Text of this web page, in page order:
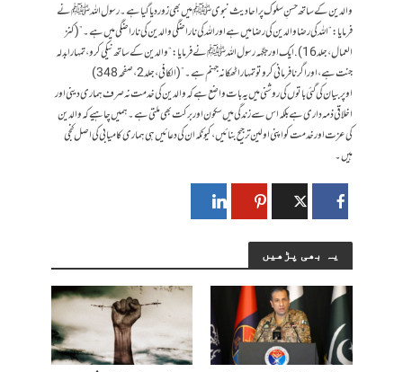
والدین کے ساتھ حسنِ سلوک پر احادیث نبویﷺ میں بھی زور دیا گیا ہے۔ رسول اللہ ﷺ نے
فرمایا: “اللہ کی رضا والدین کی رضا میں ہے اور اللہ کی ناراضگی والدین کی ناراضگی میں ہے۔” (کنز
العمال، جلد 16). ایک اور جگہہ رسول اللہ ﷺ نے فرمایا: “والدین کے ساتھ نیکی کرو، تمہارا بدلہ
جنت ہے، اور اگر نافرمانی کرو تو تمہارا ٹھکانہ جہنم ہے۔” (الکافی، جلد 2، صفحہ 348)
اوپر بیان کی گئی باتوں کی روشنی میں یہ بات واضع ہے کہ والدین کی خدمت نہ صرف ہماری دینی اور
اخلاقی ذمہ داری ہے بلکہ اس سے زندگی میں سکون اور برکت بھی ملتی ہے۔ ہمیں چاہیے کہ والدین
کی عزت اور خدمت کو اپنی اولین ترجیح بنائیں، کیونکہ ان کی دعائیں ہی ہماری کامیابی کی اصل کنجی
ہیں۔
یہ بھی پڑھیں